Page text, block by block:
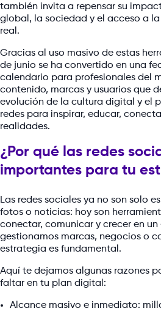
también invita a repensar su
global, la sociedad y el acceso a
real.
Gracias al uso masivo de estas
de junio se ha convertido en una
calendario para profesionales del
contenido, marcas y usuarios que
evolución de la cultura digital y el
redes para inspirar, educar,
realidades.
¿Por qué las redes
importantes para tu
Las redes sociales ya no son solo
fotos o noticias: hoy son
conectar, comunicar y crecer en
gestionamos marcas, negocios o
estrategia es fundamental.
Aquí te dejamos algunas razones
faltar en tu plan digital:
Alcance masivo e inmediato: